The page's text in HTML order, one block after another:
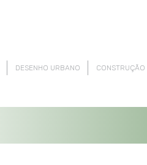
DESENHO URBANO CONSTRUÇÃO